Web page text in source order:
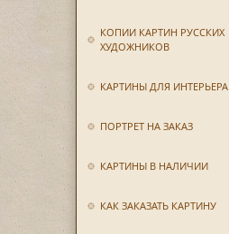
КОПИИ КАРТИН РУССКИХ
ХУДОЖНИКОВ
КАРТИНЫ ДЛЯ ИНТЕРЬЕРА
ПОРТРЕТ НА ЗАКАЗ
КАРТИНЫ В НАЛИЧИИ
КАК ЗАКАЗАТЬ КАРТИНУ